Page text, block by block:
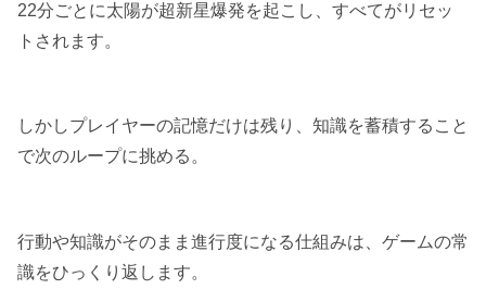
22分ごとに太陽が超新星爆発を起こし、すべてがリセッ
トされます。
しかしプレイヤーの記憶だけは残り、知識を蓄積すること
で次のループに挑める。
行動や知識がそのまま進行度になる仕組みは、ゲームの常
識をひっくり返します。